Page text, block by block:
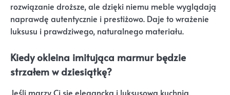
rozwiązanie droższe, ale dzięki niemu meble wyglądają
naprawdę autentycznie i prestiżowo. Daje to wrażenie
luksusu i prawdziwego, naturalnego materiału.
Kiedy okleina imitująca marmur będzie
strzałem w dziesiątkę?